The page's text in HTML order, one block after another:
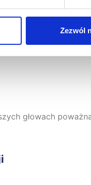
Zezwól
głowach